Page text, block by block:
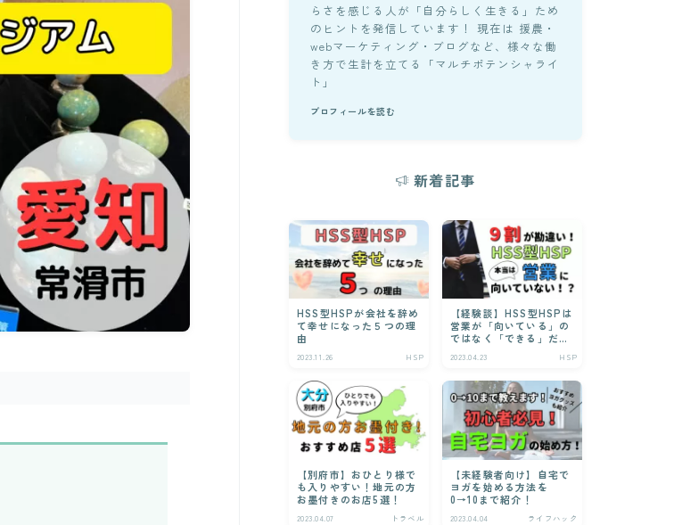
らさを感じる人が「自分らしく生きる」ため
のヒントを発信しています！ 現在は 援農・
webマーケティング・ブログなど、様々な働
き方で生計を立てる「マルチポテンシャライ
ト」
プロフィールを読む
新着記事
HSS型HSPが会社を辞め
て幸せになった５つの理
由
2023.11.26 HSP
【経験談】HSS型HSPは
営業が「向いている」の
ではなく「できる」だ
2023.04.23 HSP
【別府市】おひとり様で
も入りやすい！地元の方
お墨付きのお店5選！
2023.04.07 トラベル
【未経験者向け】自宅で
ヨガを始める方法を
0→10まで紹介！
2023.04.04 ライフハック